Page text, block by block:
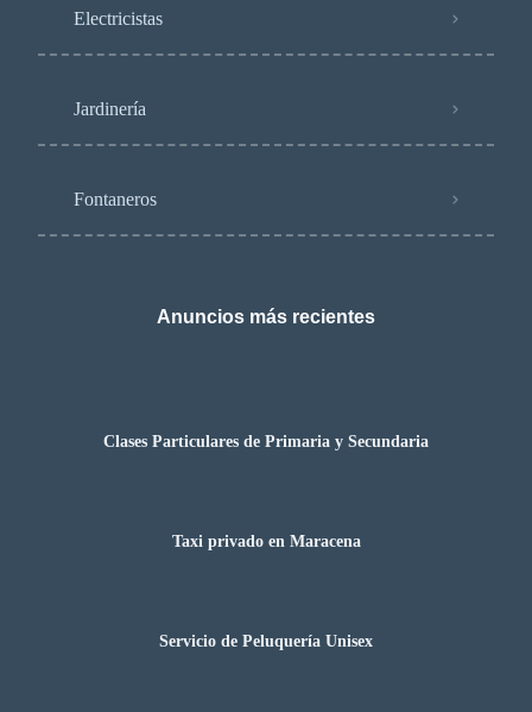
Electricistas
Jardinería
Fontaneros
Anuncios más recientes
Clases Particulares de Primaria y Secundaria
Taxi privado en Maracena
Servicio de Peluquería Unisex